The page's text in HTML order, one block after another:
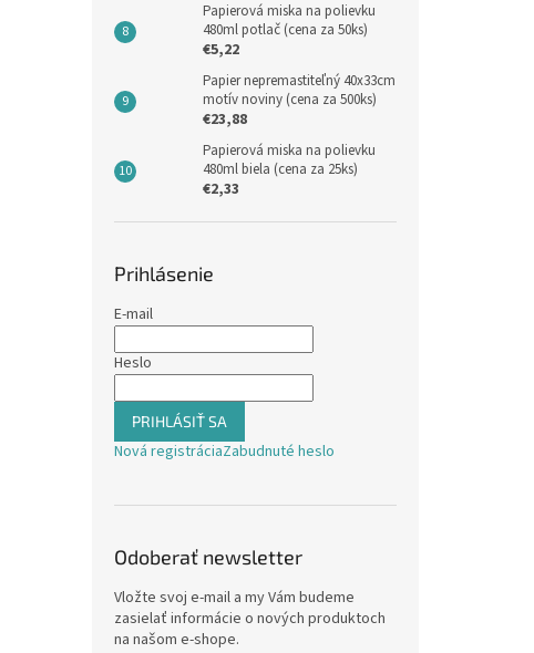
Papierová miska na polievku
480ml potlač (cena za 50ks)
€5,22
Papier nepremastiteľný 40x33cm
motív noviny (cena za 500ks)
€23,88
Papierová miska na polievku
480ml biela (cena za 25ks)
€2,33
Prihlásenie
E-mail
Heslo
PRIHLÁSIŤ SA
Nová registráciaZabudnuté heslo
Odoberať newsletter
Vložte svoj e-mail a my Vám budeme
zasielať informácie o nových produktoch
na našom e-shope.